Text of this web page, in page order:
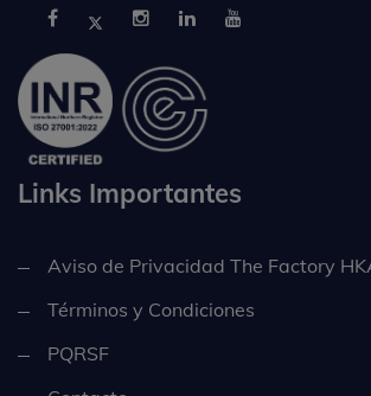
Links Importantes
Aviso de Privacidad The Factory
Términos y Condiciones
PQRSF